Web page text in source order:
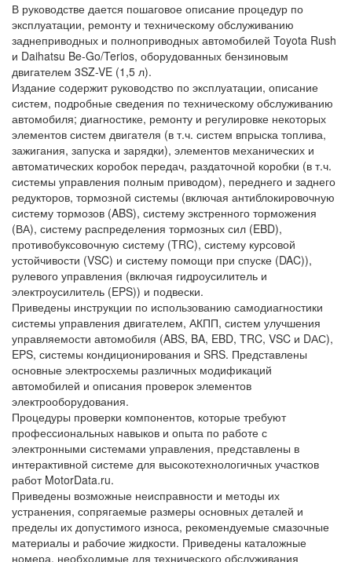
В руководстве дается пошаговое описание процедур по
эксплуатации, ремонту и техническому обслуживанию
заднеприводных и полноприводных автомобилей Toyota Rush
и Daihatsu Be-Go/Terios, оборудованных бензиновым
двигателем 3SZ-VE (1,5 л).
Издание содержит руководство по эксплуатации, описание
систем, подробные сведения по техническому обслуживанию
автомобиля; диагностике, ремонту и регулировке некоторых
элементов систем двигателя (в т.ч. систем впрыска топлива,
зажигания, запуска и зарядки), элементов механических и
автоматических коробок передач, раздаточной коробки (в т.ч.
системы управления полным приводом), переднего и заднего
редукторов, тормозной системы (включая антиблокировочную
систему тормозов (ABS), систему экстренного торможения
(ВА), систему распределения тормозных сил (EBD),
противобуксовочную систему (TRC), систему курсовой
устойчивости (VSC) и систему помощи при спуске (DAC)),
рулевого управления (включая гидроусилитель и
электроусилитель (EPS)) и подвески.
Приведены инструкции по использованию самодиагностики
системы управления двигателем, АКПП, систем улучшения
управляемости автомобиля (ABS, BA, EBD, TRC, VSC и DАС),
EPS, системы кондиционирования и SRS. Представлены
основные электросхемы различных модификаций
автомобилей и описания проверок элементов
электрооборудования.
Процедуры проверки компонентов, которые требуют
профессиональных навыков и опыта по работе с
электронными системами управления, представлены в
интерактивной системе для высокотехнологичных участков
работ MotorData.ru.
Приведены возможные неисправности и методы их
устранения, сопрягаемые размеры основных деталей и
пределы их допустимого износа, рекомендуемые смазочные
материалы и рабочие жидкости. Приведены каталожные
номера, необходимые для технического обслуживания